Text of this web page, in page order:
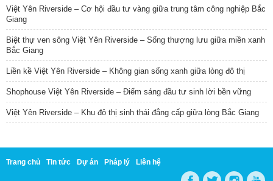
Việt Yên Riverside – Cơ hội đầu tư vàng giữa trung tâm công nghiệp Bắc
Giang
Biệt thự ven sông Việt Yên Riverside – Sống thượng lưu giữa miền xanh
Bắc Giang
Liền kề Việt Yên Riverside – Không gian sống xanh giữa lòng đô thị
Shophouse Việt Yên Riverside – Điểm sáng đầu tư sinh lời bền vững
Việt Yên Riverside – Khu đô thị sinh thái đẳng cấp giữa lòng Bắc Giang
Trang chủ Tin tức Dự án Pháp lý Liên hệ